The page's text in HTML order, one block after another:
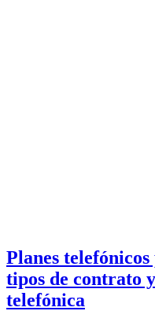
Planes telefónicos
tipos de contrato
telefónica